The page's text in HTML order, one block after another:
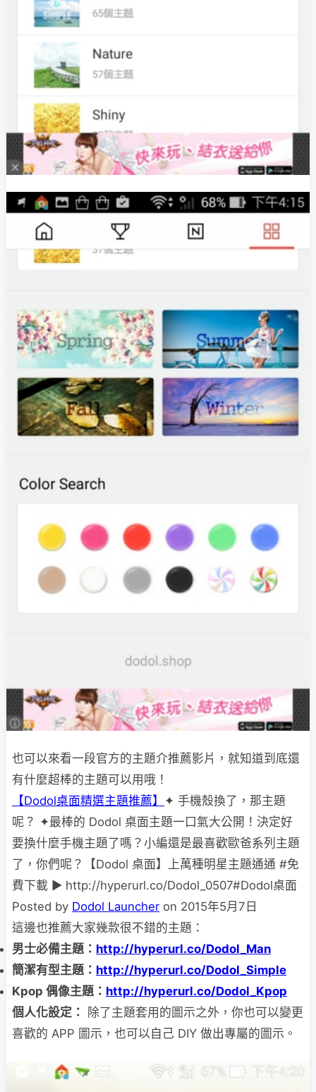
也可以來看一段官方的主題介推薦影片，就知道到底還
有什麼超棒的主題可以用哦！
【Dodol桌面精選主題推薦】 ✦ 手機殼換了，那主題
呢？ ✦最棒的 Dodol 桌面主題一口氣大公開！決定好
要換什麼手機主題了嗎？小編還是最喜歡歐爸系列主題
了，你們呢？【Dodol 桌面】上萬種明星主題通通 #免
費下載 ▶ http://hyperurl.co/Dodol_0507#Dodol桌面
Posted by Dodol Launcher on 2015年5月7日
這邊也推薦大家幾款很不錯的主題：
男士必備主題： http://hyperurl.co/Dodol_Man
簡潔有型主題： http://hyperurl.co/Dodol_Simple
Kpop 偶像主題： http://hyperurl.co/Dodol_Kpop
個人化設定：
除了主題套用的圖示之外，你也可以變更
喜歡的 APP 圖示，也可以自己 DIY 做出專屬的圖示。